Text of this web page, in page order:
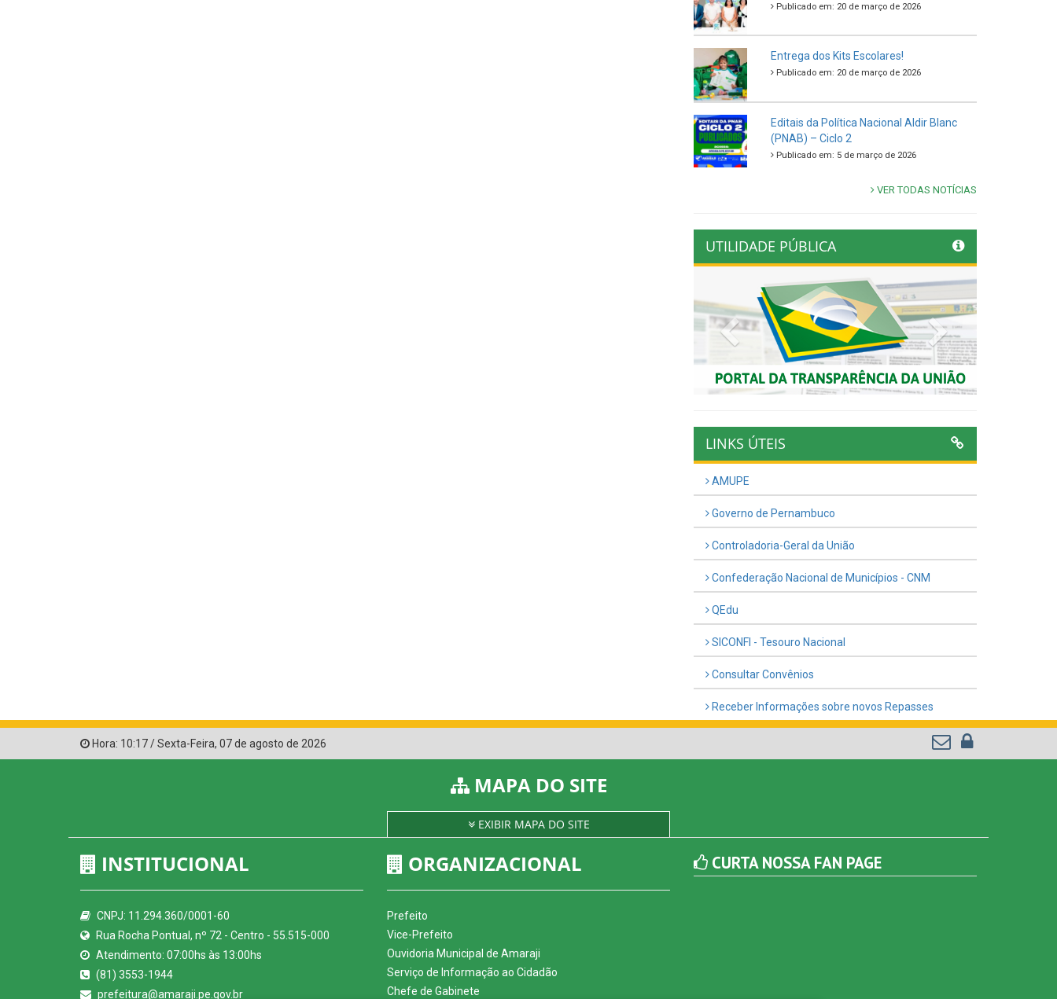
Publicado em: 20 de março de 2026
Entrega dos Kits Escolares!
Publicado em: 20 de março de 2026
Editais da Política Nacional Aldir Blanc
(PNAB) – Ciclo 2
Publicado em: 5 de março de 2026
VER TODAS NOTÍCIAS
UTILIDADE PÚBLICA
Previous Next
LINKS ÚTEIS
AMUPE
Governo de Pernambuco
Controladoria-Geral da União
Confederação Nacional de Municípios - CNM
QEdu
SICONFI - Tesouro Nacional
Consultar Convênios
Receber Informações sobre novos Repasses
Hora: 10:17/Sexta-Feira, 07 de agosto de 2026
MAPA DO SITE
EXIBIR MAPA DO SITE
INSTITUCIONAL
CNPJ: 11.294.360/0001-60
Rua Rocha Pontual, nº 72 - Centro - 55.515-000
Atendimento: 07:00hs às 13:00hs
(81) 3553-1944
prefeitura@amaraji.pe.gov.br
ORGANIZACIONAL
Prefeito
Vice-Prefeito
Ouvidoria Municipal de Amaraji
Serviço de Informação ao Cidadão
Chefe de Gabinete
CURTA NOSSA FAN PAGE